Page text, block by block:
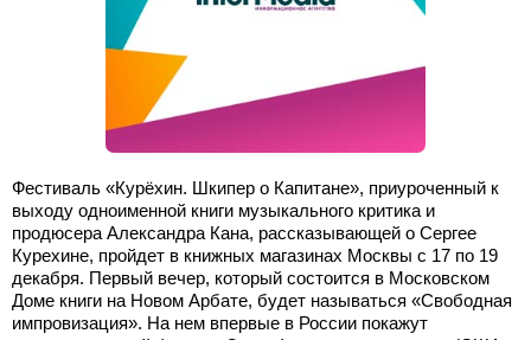
Фестиваль «Курёхин. Шкипер о Капитане», приуроченный к
выходу одноименной книги музыкального критика и
продюсера Александра Кана, рассказывающей о Сергее
Курехине, пройдет в книжных магазинах Москвы с 17 по 19
декабря. Первый вечер, который состоится в Московском
Доме книги на Новом Арбате, будет называться «Свободная
импровизация». На нем впервые в России покажут